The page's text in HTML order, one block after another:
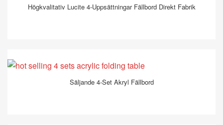
Högkvalitativ Lucite 4-Uppsättningar Fällbord Direkt Fabrik
Säljande 4-Set Akryl Fällbord